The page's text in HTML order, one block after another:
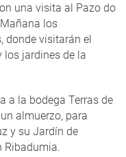
una visita al Pazo do
los
donde visitarán el
los jardines de la
a la bodega Terras de
almuerzo, para
y su Jardín de
Ribadumia.